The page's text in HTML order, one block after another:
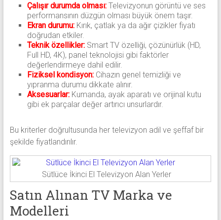
Çalışır durumda olması:Televizyonun görüntü ve ses
performansının düzgün olması büyük önem taşır.
Ekran durumu:Kırık, çatlak ya da ağır çizikler fiyatı
doğrudan etkiler.
Teknik özellikler:Smart TV özelliği, çözünürlük (HD,
Full HD, 4K), panel teknolojisi gibi faktörler
değerlendirmeye dahil edilir.
Fiziksel kondisyon:Cihazın genel temizliği ve
yıpranma durumu dikkate alınır.
Aksesuarlar:Kumanda, ayak aparatı ve orijinal kutu
gibi ek parçalar değer artırıcı unsurlardır.
Bu kriterler doğrultusunda her televizyon adil ve şeffaf bir
şekilde fiyatlandırılır.
Sütlüce İkinci El Televizyon Alan Yerler
Satın Alınan TV Marka ve
Modelleri